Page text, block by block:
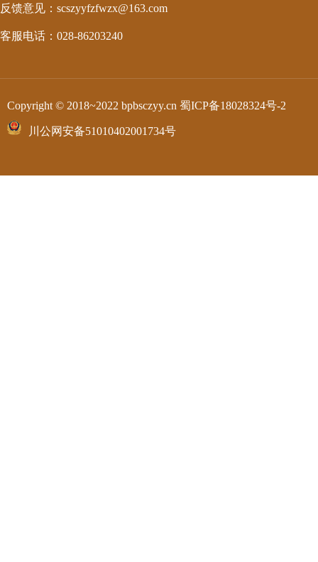
反馈意见：scszyyfzfwzx@163.com
客服电话：028-86203240
Copyright © 2018~2022 bpbsczyy.cn 蜀ICP备18028324号-2
川公网安备51010402001734号